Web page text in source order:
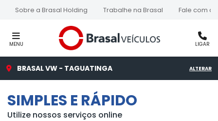
Sobre a Brasal Holding Trabalhe na Brasal Fale com a
MENU LIGAR
BRASAL VW - TAGUATINGA ALTERAR
SIMPLES E RÁPIDO
Utilize nossos serviços online